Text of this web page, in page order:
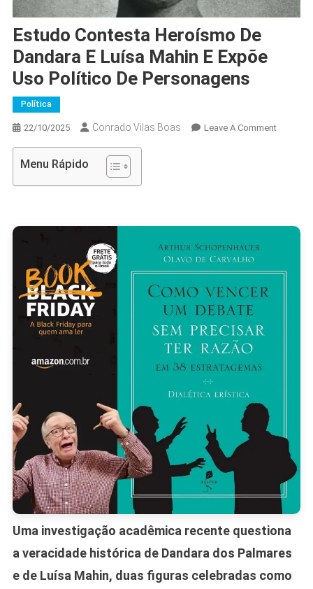
Estudo Contesta Heroísmo De
Dandara E Luísa Mahin E Expõe
Uso Político De Personagens
Política
22/10/2025 Conrado Vilas Boas Leave A CommentOn
E
Menu Rápido
Uma investigação acadêmica recente questiona
a veracidade histórica de Dandara dos Palmares
e de Luísa Mahin, duas figuras celebradas como